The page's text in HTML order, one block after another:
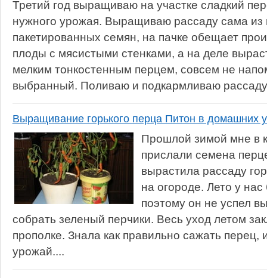
Третий год выращиваю на участке сладкий
нужного урожая. Выращиваю рассаду сама из
пакетированных семян, на пачке обещает
плоды с мясистыми стенками, а на деле
мелким тонкостенным перцем, совсем не
выбранный. Поливаю и подкармливаю
Выращивание горького перца Питон в домашних
Прошлой зимой мне в
прислали семена
вырастила рассаду
на огороде. Лето у
поэтому он не успел
собрать зеленый перчики. Весь уход летом
прополке. Знала как правильно сажать
урожай....